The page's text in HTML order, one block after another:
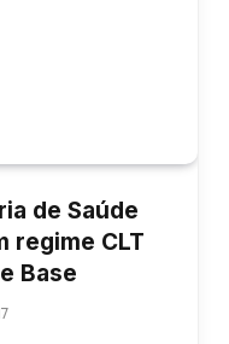
de Saúde
regime CLT
Base